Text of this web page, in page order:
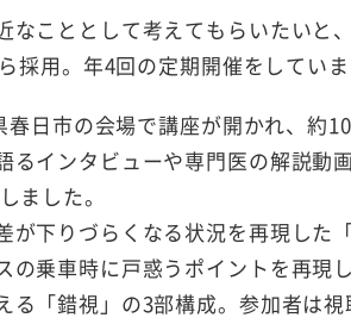
なこととして考えてもらいたいと
採用。年4回の定期開催をしてい
日市の会場で講座が開かれ、約10
るインタビューや専門医の解説動
ました。
が下りづらくなる状況を再現した
の乗車時に戸惑うポイントを再
る「錯視」の3部構成。参加者は